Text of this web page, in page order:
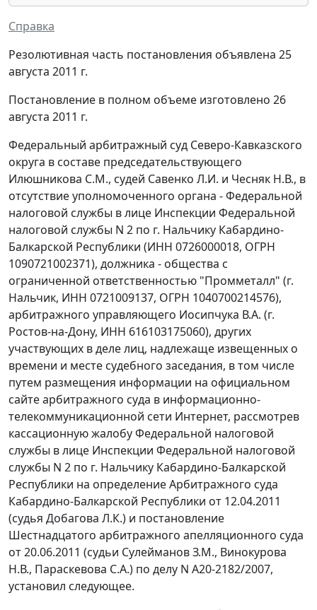
Справка
Резолютивная часть постановления объявлена 25
августа 2011 г.
Постановление в полном объеме изготовлено 26
августа 2011 г.
Федеральный арбитражный суд Северо-Кавказского
округа в составе председательствующего
Илюшникова С.М., судей Савенко Л.И. и Чесняк Н.В., в
отсутствие уполномоченного органа - Федеральной
налоговой службы в лице Инспекции Федеральной
налоговой службы N 2 по г. Нальчику Кабардино-
Балкарской Республики (ИНН 0726000018, ОГРН
1090721002371), должника - общества с
ограниченной ответственностью "Промметалл" (г.
Нальчик, ИНН 0721009137, ОГРН 1040700214576),
арбитражного управляющего Иосипчука В.А. (г.
Ростов-на-Дону, ИНН 616103175060), других
участвующих в деле лиц, надлежаще извещенных о
времени и месте судебного заседания, в том числе
путем размещения информации на официальном
сайте арбитражного суда в информационно-
телекоммуникационной сети Интернет, рассмотрев
кассационную жалобу Федеральной налоговой
службы в лице Инспекции Федеральной налоговой
службы N 2 по г. Нальчику Кабардино-Балкарской
Республики на определение Арбитражного суда
Кабардино-Балкарской Республики от 12.04.2011
(судья Добагова Л.К.) и постановление
Шестнадцатого арбитражного апелляционного суда
от 20.06.2011 (судьи Сулейманов З.М., Винокурова
Н.В., Параскевова С.А.) по делу N А20-2182/2007,
установил следующее.